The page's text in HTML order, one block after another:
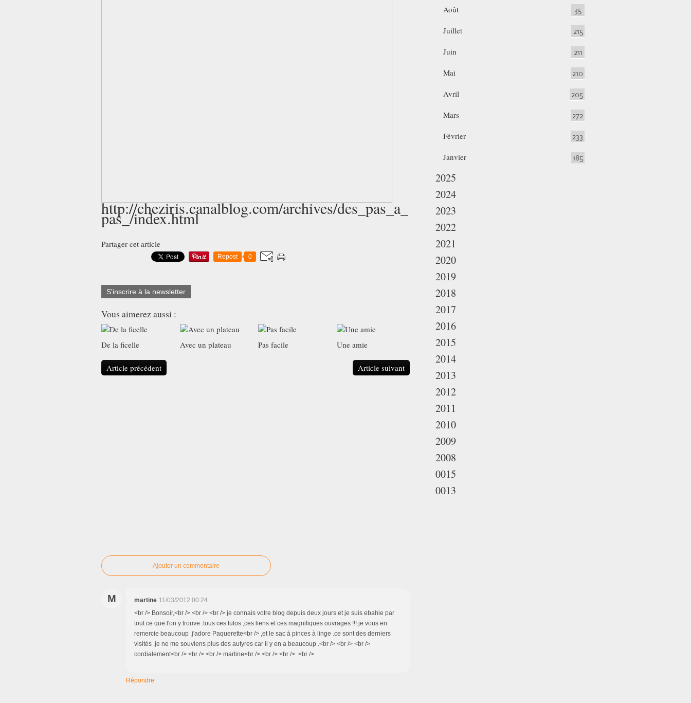
http://cheziris.canalblog.com/archives/des_pas_a_
pas_/index.html
Partager cet article
Repost 0
S'inscrire à la newsletter
Vous aimerez aussi :
De la ficelle Avec un plateau Pas facile Une amie
Article précédent Article suivant
Ajouter un commentaire
M martine 11/03/2012 00:24
<br /> Bonsoir,<br /> <br /> <br /> je connais votre blog depuis deux jours et je suis ebahie par
tout ce que l'on y trouve .tous ces tutos ,ces liens et ces magnifiques ouvrages !!!.je vous en
remercie beaucoup .j'adore Paquerette<br /> ,et le sac à pinces à linge .ce sont des derniers
visités .je ne me souviens plus des autyres car il y en a beaucoup .<br /> <br /> <br />
cordialement<br /> <br /> <br /> martine<br /> <br /> <br /> <br />
Répondre
Août 35
Juillet 215
Juin 211
Mai 210
Avril 205
Mars 272
Février 233
Janvier 185
2025
2024
2023
2022
2021
2020
2019
2018
2017
2016
2015
2014
2013
2012
2011
2010
2009
2008
0015
0013